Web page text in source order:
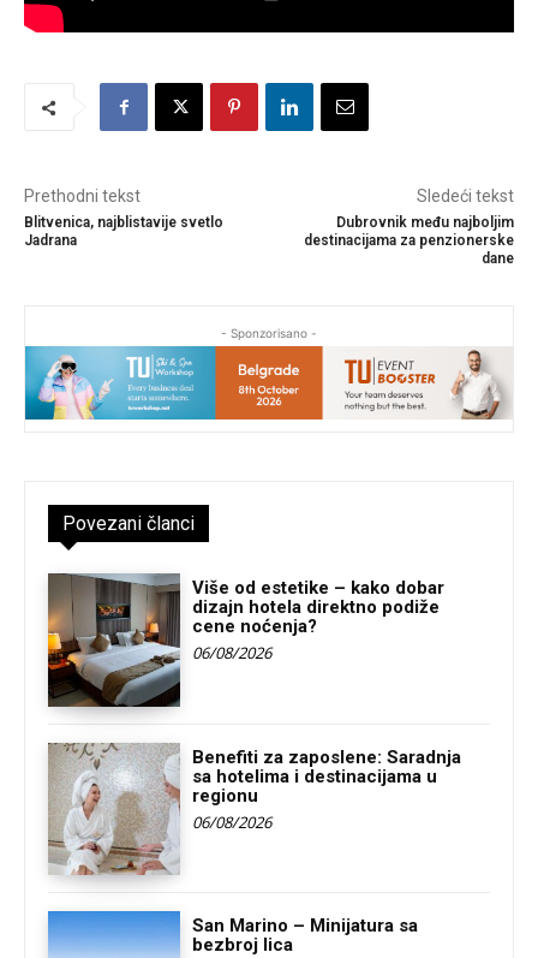
Prethodni tekst
Blitvenica, najblistavije svetlo
Jadrana
Sledeći tekst
Dubrovnik među najboljim
destinacijama za penzionerske
dane
- Sponzorisano -
Povezani članci
Više od estetike – kako dobar
dizajn hotela direktno podiže
cene noćenja?
06/08/2026
Benefiti za zaposlene: Saradnja
sa hotelima i destinacijama u
regionu
06/08/2026
San Marino – Minijatura sa
bezbroj lica